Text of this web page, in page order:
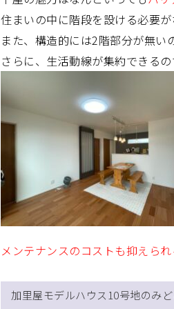
住まいの中に階段を設ける必要が
また、構造的には2階部分が無い
さらに、生活動線が集約できるの
メンテナンスのコストも抑えられ
加里屋モデルハウス10号地のみ